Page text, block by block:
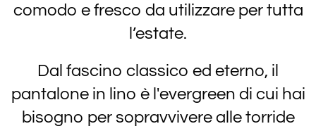
comodo e fresco da utilizzare per tutta
l’estate.
Dal fascino classico ed eterno, il
pantalone in lino è l'evergreen di cui hai
bisogno per sopravvivere alle torride